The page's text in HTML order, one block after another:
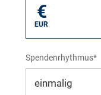
€
EUR
Spendenrhythmus*